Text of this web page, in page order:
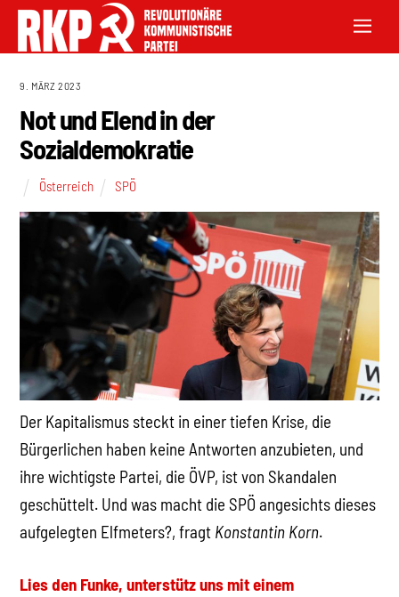
9. MÄRZ 2023
Not und Elend in der
Sozialdemokratie
Österreich SPÖ
Der Kapitalismus steckt in einer tiefen Krise, die
Bürgerlichen haben keine Antworten anzubieten, und
ihre wichtigste Partei, die ÖVP, ist von Skandalen
geschüttelt. Und was macht die SPÖ angesichts dieses
aufgelegten Elfmeters?, fragt Konstantin Korn.
Lies den Funke, unterstütz uns mit einem